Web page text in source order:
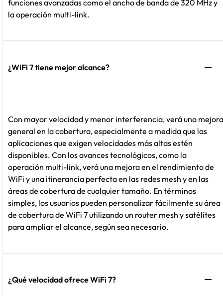
funciones avanzadas como el ancho de banda de 320 MHz y
la operación multi-link.
¿WiFi 7 tiene mejor alcance?
Con mayor velocidad y menor interferencia, verá una mejora
general en la cobertura, especialmente a medida que las
aplicaciones que exigen velocidades más altas estén
disponibles. Con los avances tecnológicos, como la
operación multi-link, verá una mejora en el rendimiento de
WiFi y una itinerancia perfecta en las redes mesh y en las
áreas de cobertura de cualquier tamaño. En términos
simples, los usuarios pueden personalizar fácilmente su área
de cobertura de WiFi 7 utilizando un router mesh y satélites
para ampliar el alcance, según sea necesario.
¿Qué velocidad ofrece WiFi 7?